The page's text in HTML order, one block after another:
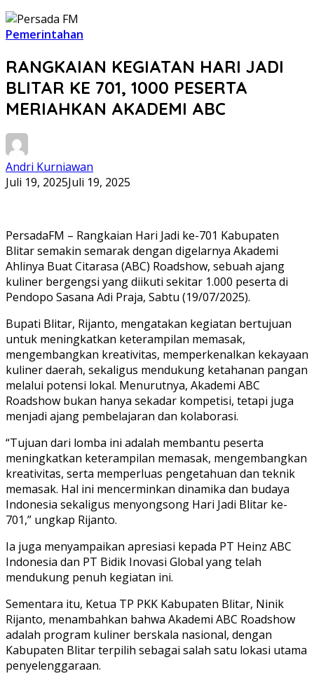
Pemerintahan
RANGKAIAN KEGIATAN HARI JADI
BLITAR KE 701, 1000 PESERTA
MERIAHKAN AKADEMI ABC
Andri Kurniawan
Juli 19, 2025Juli 19, 2025
PersadaFM – Rangkaian Hari Jadi ke-701 Kabupaten
Blitar semakin semarak dengan digelarnya Akademi
Ahlinya Buat Citarasa (ABC) Roadshow, sebuah ajang
kuliner bergengsi yang diikuti sekitar 1.000 peserta di
Pendopo Sasana Adi Praja, Sabtu (19/07/2025).
Bupati Blitar, Rijanto, mengatakan kegiatan bertujuan
untuk meningkatkan keterampilan memasak,
mengembangkan kreativitas, memperkenalkan kekayaan
kuliner daerah, sekaligus mendukung ketahanan pangan
melalui potensi lokal. Menurutnya, Akademi ABC
Roadshow bukan hanya sekadar kompetisi, tetapi juga
menjadi ajang pembelajaran dan kolaborasi.
“Tujuan dari lomba ini adalah membantu peserta
meningkatkan keterampilan memasak, mengembangkan
kreativitas, serta memperluas pengetahuan dan teknik
memasak. Hal ini mencerminkan dinamika dan budaya
Indonesia sekaligus menyongsong Hari Jadi Blitar ke-
701,” ungkap Rijanto.
Ia juga menyampaikan apresiasi kepada PT Heinz ABC
Indonesia dan PT Bidik Inovasi Global yang telah
mendukung penuh kegiatan ini.
Sementara itu, Ketua TP PKK Kabupaten Blitar, Ninik
Rijanto, menambahkan bahwa Akademi ABC Roadshow
adalah program kuliner berskala nasional, dengan
Kabupaten Blitar terpilih sebagai salah satu lokasi utama
penyelenggaraan.